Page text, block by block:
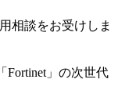
相談をお受けしま
Fortinet」の次世代